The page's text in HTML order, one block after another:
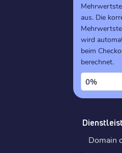
aus. Die
wird
beim
berechnet.
0%
Domain